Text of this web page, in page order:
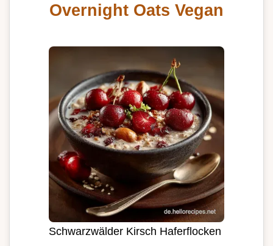
Overnight Oats Vegan
Schwarzwälder Kirsch Haferflocken